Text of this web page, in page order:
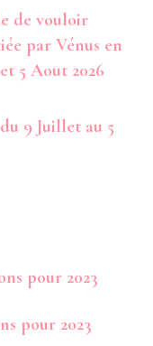
de vouloir
par Vénus en
5 Aout 2026
9 Juillet au 5
pour 2023
pour 2023